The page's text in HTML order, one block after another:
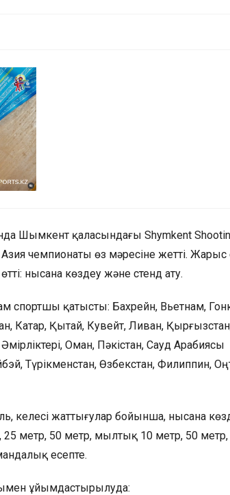
Шымкент қаласындағы Shymkent
чемпионаты өз мәресіне жетті. Жарыс
нысана көздеу және стенд ату.
спортшы қатысты: Бахрейн, Вьетнам,
Катар, Қытай, Кувейт, Ливан,
Оман, Пәкістан, Сауд Арабиясы
Түрікменстан, Өзбекстан, Филиппин,
келесі жаттығулар бойынша, нысана
метр, 50 метр, мылтық 10 метр, 50 метр,
есепте.
ұйымдастырылуда: